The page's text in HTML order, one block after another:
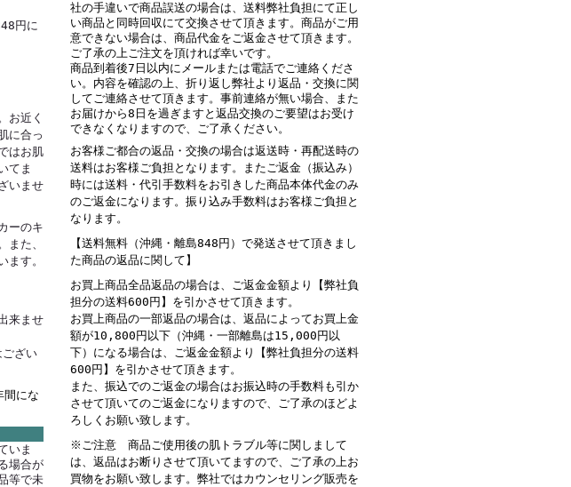
円に
お近く
に合っ
はお肌
てま
いませ
ーのキ
また、
ます。
来ませ
ござい
間にな
いま
場合が
等で未
社の手違いで商品誤送の場合は、送料弊社負担にて正し
い商品と同時回収にて交換させて頂きます。商品がご用
意できない場合は、商品代金をご返金させて頂きます。
ご了承の上ご注文を頂ければ幸いです。
商品到着後7日以内にメールまたは電話でご連絡くださ
い。内容を確認の上、折り返し弊社より返品・交換に関
してご連絡させて頂きます。事前連絡が無い場合、また
お届けから8日を過ぎますと返品交換のご要望はお受け
できなくなりますので、ご了承ください。
お客様ご都合の返品・交換の場合は返送時・再配送時の
送料はお客様ご負担となります。またご返金（振込み）
時には送料・代引手数料をお引きした商品本体代金のみ
のご返金になります。振り込み手数料はお客様ご負担と
なります。
【送料無料（沖縄・離島848円）で発送させて頂きまし
た商品の返品に関して】
お買上商品全品返品の場合は、ご返金金額より【弊社負
担分の送料600円】を引かさせて頂きます。
お買上商品の一部返品の場合は、返品によってお買上金
額が10,800円以下（沖縄・一部離島は15,000円以
下）になる場合は、ご返金金額より【弊社負担分の送料
600円】を引かさせて頂きます。
また、振込でのご返金の場合はお振込時の手数料も引か
させて頂いてのご返金になりますので、ご了承のほどよ
ろしくお願い致します。
※ご注意 商品ご使用後の肌トラブル等に関しまして
は、返品はお断りさせて頂いてますので、ご了承の上お
買物をお願い致します。弊社ではカウンセリング販売を